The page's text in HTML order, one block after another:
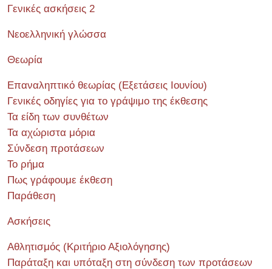
Γενικές ασκήσεις 2
Νεοελληνική γλώσσα
Θεωρία
Επαναληπτικό θεωρίας (Εξετάσεις Ιουνίου)
Γενικές οδηγίες για το γράψιμο της έκθεσης
Τα είδη των συνθέτων
Τα αχώριστα μόρια
Σύνδεση προτάσεων
Το ρήμα
Πως γράφουμε έκθεση
Παράθεση
Ασκήσεις
Αθλητισμός (Κριτήριο Αξιολόγησης)
Παράταξη και υπόταξη στη σύνδεση των προτάσεων